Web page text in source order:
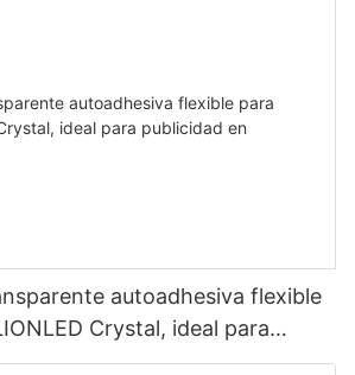
autoadhesiva flexible
Crystal, ideal para